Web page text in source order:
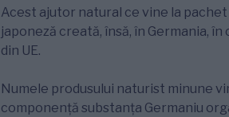
Acest ajutor natural ce vine la
japoneză creată, însă, în Germania,
din UE.
Numele produsului naturist minune
componență substanța Germaniu